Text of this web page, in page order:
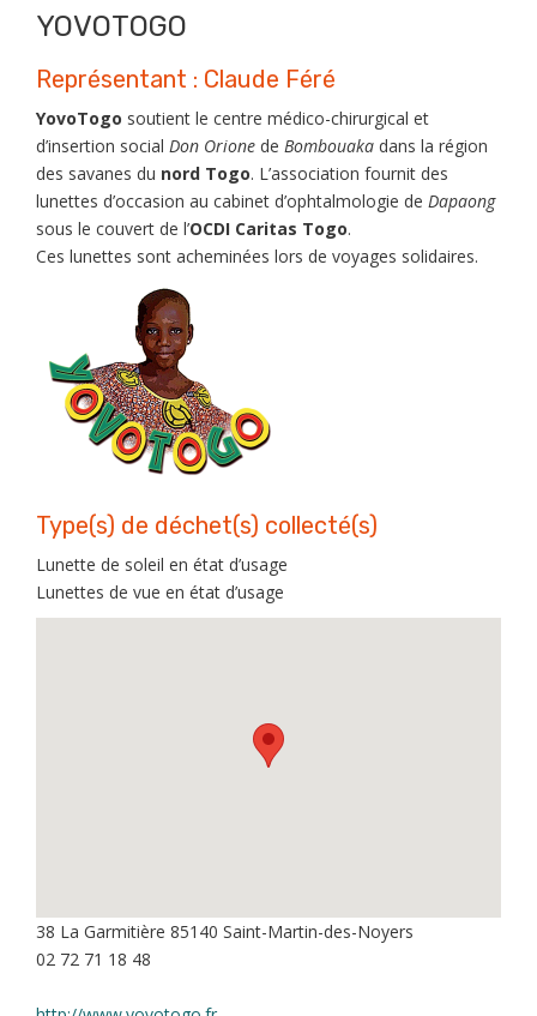
YOVOTOGO
Représentant : Claude Féré
YovoTogo soutient le centre médico-chirurgical et
d’insertion social Don Orione de Bombouaka dans la région
des savanes du nord Togo. L’association fournit des
lunettes d’occasion au cabinet d’ophtalmologie de Dapaong
sous le couvert de l’OCDI Caritas Togo.
Ces lunettes sont acheminées lors de voyages solidaires.
Type(s) de déchet(s) collecté(s)
Lunette de soleil en état d’usage
Lunettes de vue en état d’usage
38 La Garmitière 85140 Saint-Martin-des-Noyers
02 72 71 18 48